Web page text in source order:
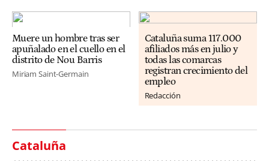
Muere un hombre tras ser
apuñalado en el cuello en el
distrito de Nou Barris
Miriam Saint-Germain
Cataluña suma 117.000
afiliados más en julio y
todas las comarcas
registran crecimiento del
empleo
Redacción
Cataluña